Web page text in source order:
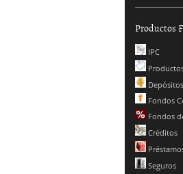
Productos
IPC
Depósitos
Fondos
Fondos
Créditos
Seguros